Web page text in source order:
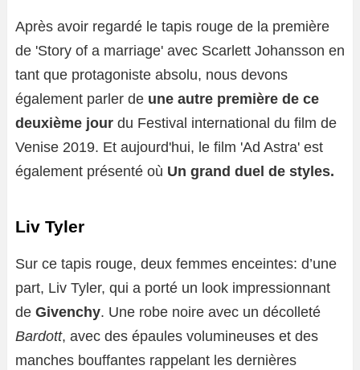
Après avoir regardé le tapis rouge de la première
de 'Story of a marriage' avec Scarlett Johansson en
tant que protagoniste absolu, nous devons
également parler de une autre première de ce
deuxième jour du Festival international du film de
Venise 2019. Et aujourd'hui, le film 'Ad Astra' est
également présenté où Un grand duel de styles.
Liv Tyler
Sur ce tapis rouge, deux femmes enceintes: d’une
part, Liv Tyler, qui a porté un look impressionnant
de Givenchy. Une robe noire avec un décolleté
Bardott, avec des épaules volumineuses et des
manches bouffantes rappelant les dernières